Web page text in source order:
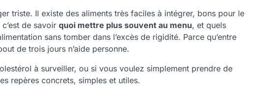
triste. Il existe des aliments très faciles à intégrer, bons pour le
de savoir quoi mettre plus souvent au menu, et quels
sans tomber dans l’excès de rigidité. Parce qu’entre
de trois jours n’aide personne.
à surveiller, ou si vous voulez simplement prendre de
repères concrets, simples et utiles.